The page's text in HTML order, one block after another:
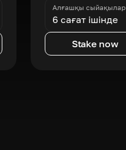
Алғашқы сыйақылар
6 сағат ішінде
Stake now